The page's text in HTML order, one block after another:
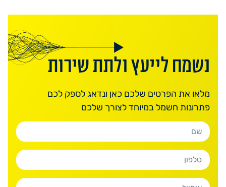
נשמח לייעץ ולתת שירות
מלאו את הפרטים שלכם כאן ונדאג לספק לכם
פתרונות חשמל במיוחד לצורך שלכם